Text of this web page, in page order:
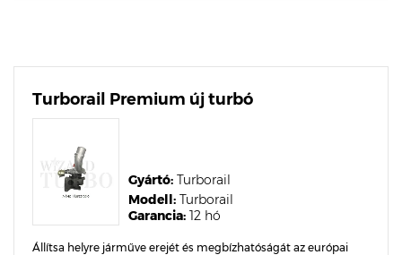
Turborail Premium új turbó
Garancia: 12 hó
Modell: Turborail
Gyártó: Turborail
Állítsa helyre járműve erejét és megbízhatóságát az európai